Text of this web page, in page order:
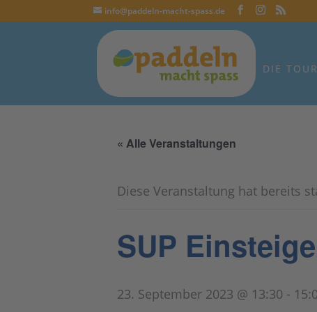
info@paddeln-macht-spass.de
DIE TOUR
« Alle Veranstaltungen
Diese Veranstaltung hat bereits
SUP
23. September 2023 @ 13:30 -